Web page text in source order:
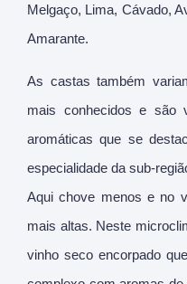
Melgaço, Lima, Cávado,
Amarante.
As castas também
mais conhecidos e são
aromáticas que se
especialidade da sub-
Aqui chove menos e no
mais altas. Neste
vinho seco encorpado